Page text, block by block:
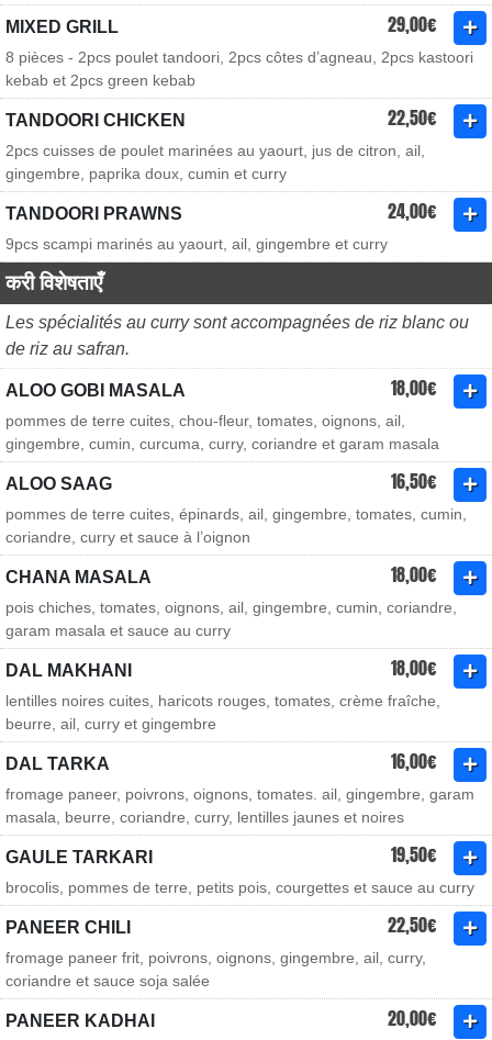
MIXED GRILL 29,00€
8 pièces - 2pcs poulet tandoori, 2pcs côtes d’agneau, 2pcs kastoori
kebab et 2pcs green kebab
TANDOORI CHICKEN 22,50€
2pcs cuisses de poulet marinées au yaourt, jus de citron, ail,
gingembre, paprika doux, cumin et curry
TANDOORI PRAWNS 24,00€
9pcs scampi marinés au yaourt, ail, gingembre et curry
करी विशेषताएँ
Les spécialités au curry sont accompagnées de riz blanc ou
de riz au safran.
ALOO GOBI MASALA 18,00€
pommes de terre cuites, chou-fleur, tomates, oignons, ail,
gingembre, cumin, curcuma, curry, coriandre et garam masala
ALOO SAAG 16,50€
pommes de terre cuites, épinards, ail, gingembre, tomates, cumin,
coriandre, curry et sauce à l’oignon
CHANA MASALA 18,00€
pois chiches, tomates, oignons, ail, gingembre, cumin, coriandre,
garam masala et sauce au curry
DAL MAKHANI 18,00€
lentilles noires cuites, haricots rouges, tomates, crème fraîche,
beurre, ail, curry et gingembre
DAL TARKA 16,00€
fromage paneer, poivrons, oignons, tomates. ail, gingembre, garam
masala, beurre, coriandre, curry, lentilles jaunes et noires
GAULE TARKARI 19,50€
brocolis, pommes de terre, petits pois, courgettes et sauce au curry
PANEER CHILI 22,50€
fromage paneer frit, poivrons, oignons, gingembre, ail, curry,
coriandre et sauce soja salée
PANEER KADHAI 20,00€